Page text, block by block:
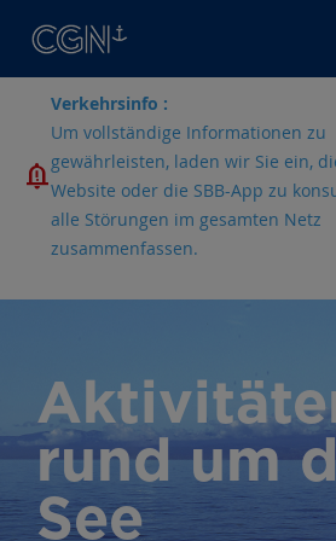
Verkehrsinfo :
Um vollständige Informationen zu
gewährleisten, laden wir Sie ein,
Website oder die SBB-App zu
alle Störungen im gesamten Netz
zusammenfassen.
rund um
See